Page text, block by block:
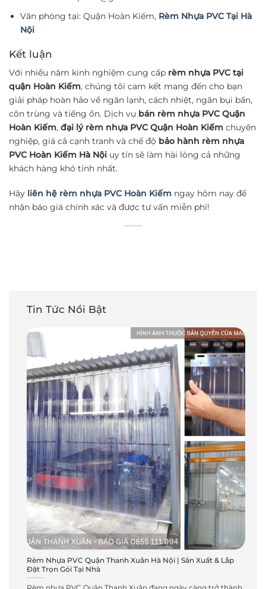
Văn phòng tại: Quận Hoàn Kiếm, Rèm Nhựa PVC Tại Hà
Nội
Kết luận
Với nhiều năm kinh nghiệm cung cấp rèm nhựa PVC tại
quận Hoàn Kiếm, chúng tôi cam kết mang đến cho bạn
giải pháp hoàn hảo về ngăn lạnh, cách nhiệt, ngăn bụi bẩn,
côn trùng và tiếng ồn. Dịch vụ bán rèm nhựa PVC Quận
Hoàn Kiếm, đại lý rèm nhựa PVC Quận Hoàn Kiếm chuyên
nghiệp, giá cả cạnh tranh và chế độ bảo hành rèm nhựa
PVC Hoàn Kiếm Hà Nội uy tín sẽ làm hài lòng cả những
khách hàng khó tính nhất.
Hãy liên hệ rèm nhựa PVC Hoàn Kiếm ngay hôm nay để
nhận báo giá chính xác và được tư vấn miễn phí!
Tin Tức Nổi Bật
Rèm Nhựa PVC Quận Thanh Xuân Hà Nội | Sản Xuất & Lắp
Đặt Trọn Gói Tại Nhà